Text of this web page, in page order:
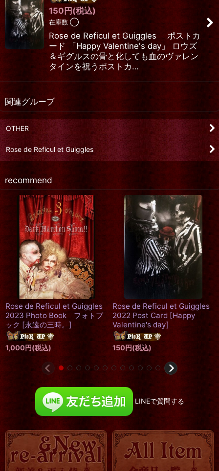
150 円 (税込)
在庫数 ◯
Rose de Reficul et Guiggles ポストカ
ード 「Happy Valentine's day」 ロウズ
＆ギグルスの骨と化しても血のヴァレン
タインを祝うポストカ…
関連グループ
OTHER
Rose de Reficul et Guiggles
recommend
Rose de Reficul et Guiggles
2022 Post Card [
Happy
Valentine's day]
150円(税込)
Rose de Reficul et
Guiggles A3ポスター
鳥かご]
800 円(税込)
LINEで質問する